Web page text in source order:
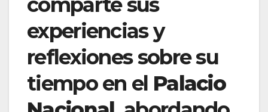
experiencias y
reflexiones sobre su
tiempo en el Palacio